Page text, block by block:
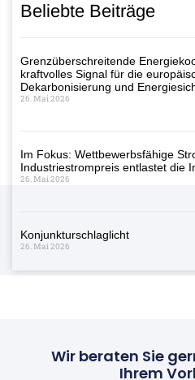
Beliebte Beiträge
Grenzüberschreitende
kraftvolles Signal für die
Dekarbonisierung und
26. Mai 2026
Im Fokus: Wettbewerbsfähige
Industriestrompreis entlastet die
26. Mai 2026
Konjunkturschlaglicht
26. Mai 2026
Wir beraten Sie
Ihrem